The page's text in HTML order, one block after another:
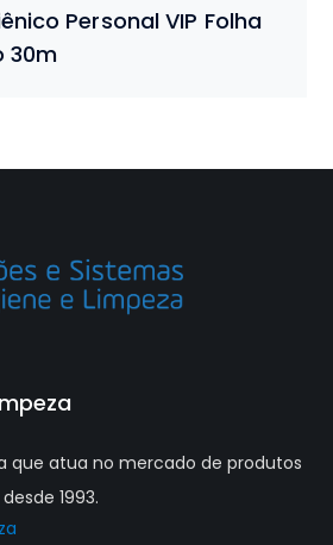
Personal VIP Folha
30m
que atua no mercado de produtos
1993.